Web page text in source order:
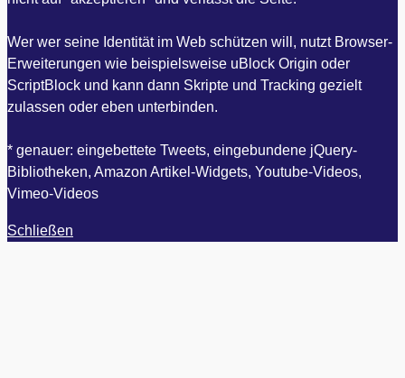
Wer wer seine Identität im Web schützen will, nutzt Browser-
Erweiterungen wie beispielsweise uBlock Origin oder
ScriptBlock und kann dann Skripte und Tracking gezielt
zulassen oder eben unterbinden.
* genauer: eingebettete Tweets, eingebundene jQuery-
Bibliotheken, Amazon Artikel-Widgets, Youtube-Videos,
Vimeo-Videos
Schließen